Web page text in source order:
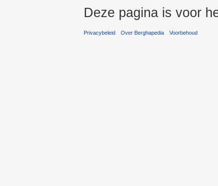
Deze pagina is voor
Privacybeleid Over Berghapedia Voorbehoud